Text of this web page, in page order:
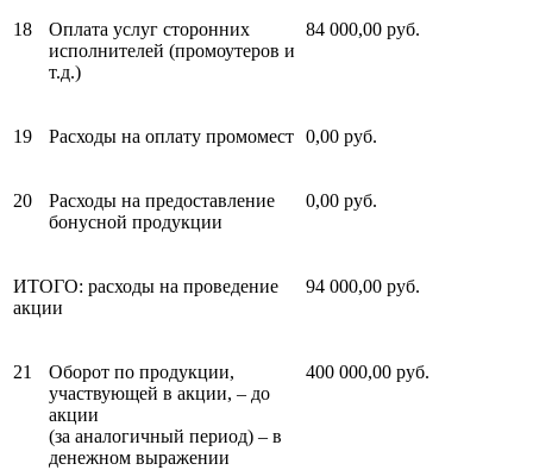
18
Оплата услуг сторонних
исполнителей (промоутеров и
т.д.)
84 000,00 руб.
19 Расходы на оплату промо­мест 0,00 руб.
20
Расходы на предоставление
бонусной продукции
0,00 руб.
ИТОГО: расходы на проведение
акции
94 000,00 руб.
21
Оборот по продукции,
участвующей в акции, – до
акции
(за аналогичный период) – в
денежном выражении
400 000,00 руб.